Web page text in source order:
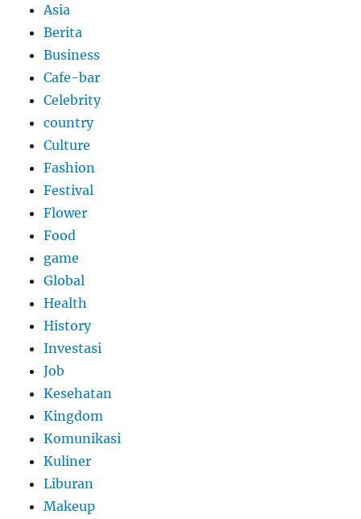
Asia
Berita
Business
Cafe-bar
Celebrity
country
Culture
Fashion
Festival
Flower
Food
game
Global
Health
History
Investasi
Job
Kesehatan
Kingdom
Komunikasi
Kuliner
Liburan
Makeup